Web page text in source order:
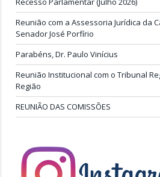
Reunião com a Assessoria Jurídica da
Senador José Porfírio
Parabéns, Dr. Paulo Vinícius
Reunião Institucional com o Tribunal
Região
REUNIÃO DAS COMISSÕES